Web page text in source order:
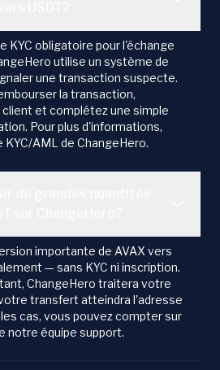
KYC obligatoire pour l'échange
utilise un système de
une transaction suspecte.
la transaction,
et complétez une simple
Pour plus d'informations,
AML de ChangeHero.
importante de AVAX vers
— sans KYC ni inscription.
ChangeHero traitera votre
transfert atteindra l'adresse
cas, vous pouvez compter sur
notre équipe support.